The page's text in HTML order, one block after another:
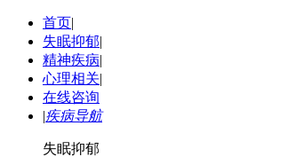
首页|
失眠抑郁|
精神疾病|
心理相关|
在线咨询
|疾病导航
失眠抑郁